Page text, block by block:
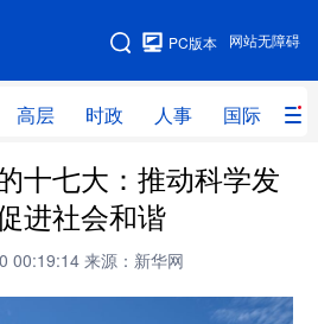
网站无障碍
PC版本
高层 时政 人事 国际 财
网站地图
时政 人事
网评
十七大：推动科学发
进社会和谐
00:19:14 来源：新华网